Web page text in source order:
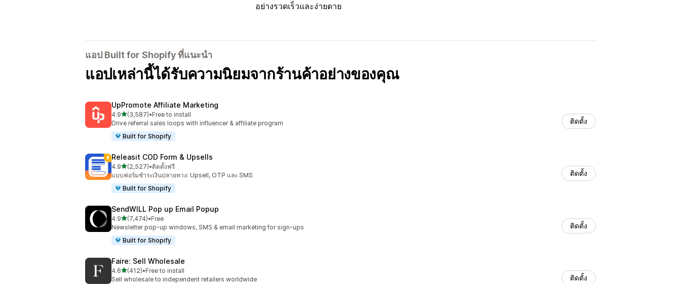
อย่างรวดเร็วและง่ายดาย
แอป Built for Shopify ที่แนะนำ
แอปเหล่านี้ได้รับความนิยมจากร้านค้าอย่างของคุณ
UpPromote Affiliate Marketing
4.9เต็ม 5 ดาว
(3,587)
ทั้งหมด 3587 รีวิว
•Free to install
Drive referral sales loops with influencer & affiliate program
Built for Shopify
ติดตั้ง
Releasit COD Form & Upsells
4.9เต็ม 5 ดาว
(2,527)
ทั้งหมด 2527 รีวิว
•ติดตั้งฟรี
แบบฟอร์มชำระเงินปลายทาง: Upsell, OTP และ SMS
Built for Shopify
ติดตั้ง
SendWILL Pop up Email Popup
4.9เต็ม 5 ดาว
(7,474)
ทั้งหมด 7474 รีวิว
•Free
Newsletter pop-up windows, SMS & email marketing for sign-ups
Built for Shopify
ติดตั้ง
Faire: Sell Wholesale
4.6เต็ม 5 ดาว
(412)
ทั้งหมด 412 รีวิว
•Free to install
Sell wholesale to independent retailers worldwide
ติดตั้ง